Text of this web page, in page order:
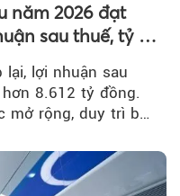
năm 2026 đạt
sau thuế, tỷ lệ
lại, lợi nhuận sau
8.612 tỷ đồng.
mở rộng, duy trì bộ